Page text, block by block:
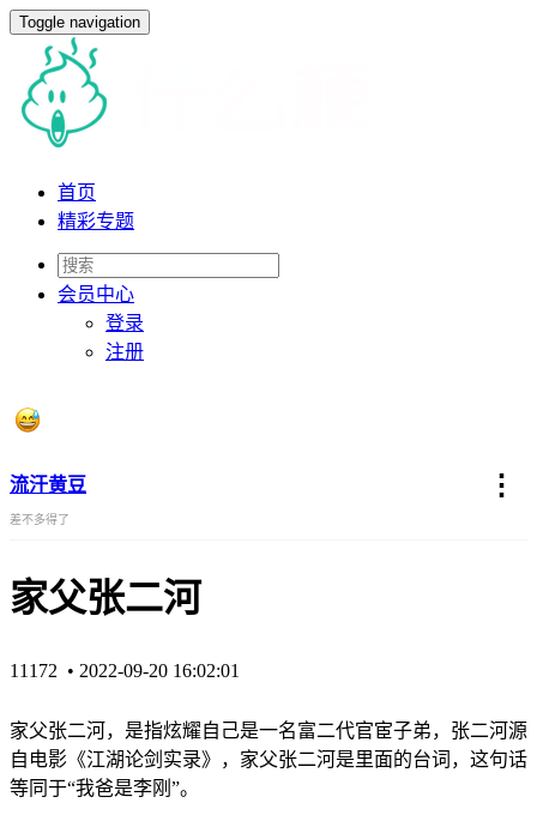
Toggle navigation
首页
精彩专题
会员中心
登录
注册
流汗黄豆 ⋮
差不多得了
家父张二河
11172 • 2022-09-20 16:02:01
家父张二河，是指炫耀自己是一名富二代官宦子弟， 张二河源
自电影《江湖论剑实录》，家父张二河是里面的台词，这句话
等同于“我爸是李刚”。